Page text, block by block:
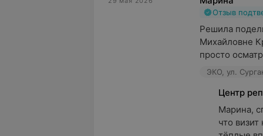
Отзыв
Решила
Михайловне
просто
ЭКО, ул.
Центр
Марина,
что